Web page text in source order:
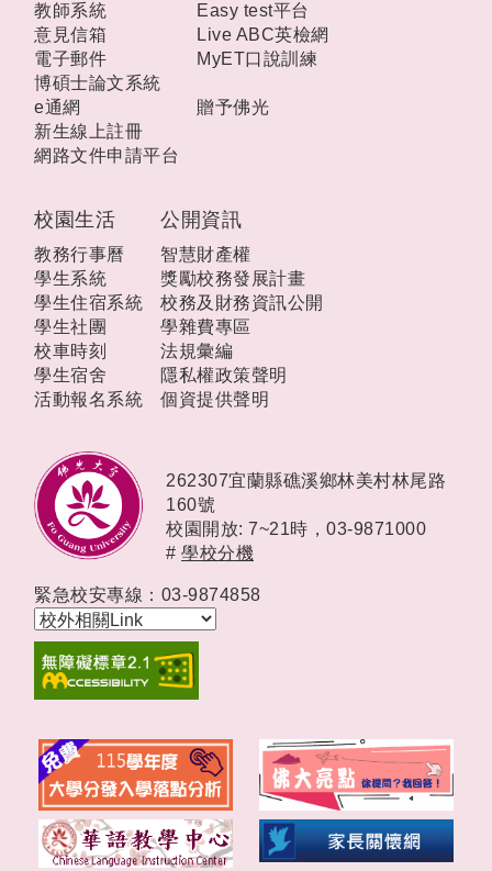
校園生活
教務行事曆
學生系統
學生住宿系統
學生社團
校車時刻
學生宿舍
活動報名系統
公開資訊
智慧財產權
獎勵校務發展計畫
校務及財務資訊公開
學雜費專區
法規彙編
隱私權政策聲明
個資提供聲明
教師系統
意見信箱
電子郵件
博碩士論文系統
e通網
新生線上註冊
網路文件申請平台
Easy test平台
Live ABC英檢網
MyET口說訓練
贈予佛光
262307宜蘭縣礁溪鄉林美村林尾路
160號
校園開放: 7~21時， 03-9871000
# 學校分機
緊急校安專線：03-9874858